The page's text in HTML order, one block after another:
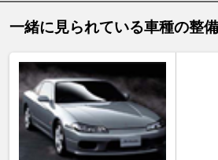
一緒に見られている車種の整